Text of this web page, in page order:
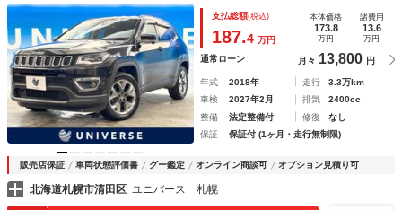
ズコントロール 純正ナビ Ｂｌｕｅｔｏｏｔｈ バックカメ
ラ ＨＩＤヘッドライト オートハイビーム オートライト
ＥＴＣ
支払総額(税込)
187.4 万円
本体価格
173.8
万円
諸費用
13.6
万円
通常ローン 月々 13,800 円
年式 2018年 走行
3.3万km
車検
2027年2月 排気
2400cc
整備
法定整備付 修復
なし
保証
保証付 (1ヶ月・走行無制限)
販売店保証 車両状態評価書 グー鑑定 オンライン商談可 オプション見積り可
北海道札幌市清田区 ユニバース 札幌